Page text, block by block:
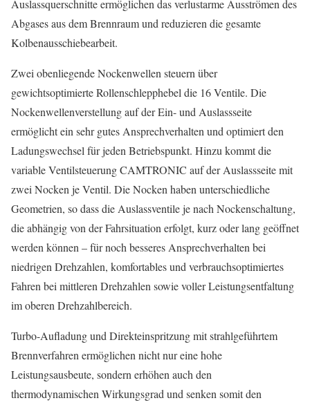
Auslassquerschnitte ermöglichen das verlustarme Ausströmen des
Abgases aus dem Brennraum und reduzieren die gesamte
Kolbenausschiebearbeit.
Zwei obenliegende Nockenwellen steuern über
gewichtsoptimierte Rollenschlepphebel die 16 Ventile. Die
Nockenwellenverstellung auf der Ein- und Auslassseite
ermöglicht ein sehr gutes Ansprechverhalten und optimiert den
Ladungswechsel für jeden Betriebspunkt. Hinzu kommt die
variable Ventilsteuerung CAMTRONIC auf der Auslassseite mit
zwei Nocken je Ventil. Die Nocken haben unterschiedliche
Geometrien, so dass die Auslassventile je nach Nockenschaltung,
die abhängig von der Fahrsituation erfolgt, kurz oder lang geöffnet
werden können – für noch besseres Ansprechverhalten bei
niedrigen Drehzahlen, komfortables und verbrauchsoptimiertes
Fahren bei mittleren Drehzahlen sowie voller Leistungsentfaltung
im oberen Drehzahlbereich.
Turbo-Aufladung und Direkteinspritzung mit strahlgeführtem
Brennverfahren ermöglichen nicht nur eine hohe
Leistungsausbeute, sondern erhöhen auch den
thermodynamischen Wirkungsgrad und senken somit den